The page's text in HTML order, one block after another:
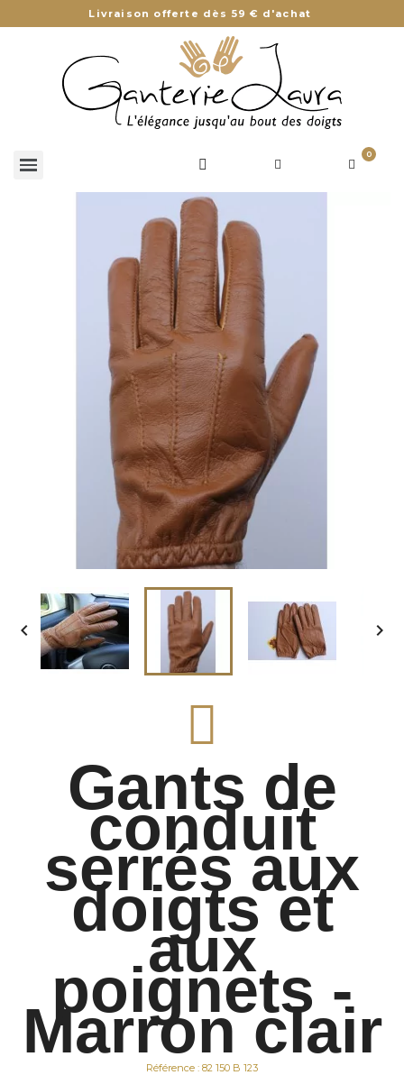
Livraison offerte dès 59 € d'achat
0
 
Gants de
conduit
serrés aux
doigts et
aux
poignets -
Marron clair
Référence : 82 150 B 123